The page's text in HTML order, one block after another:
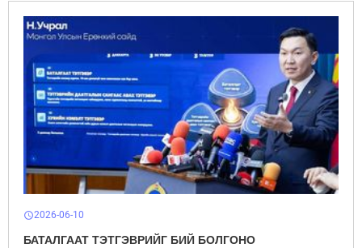
schedule2026-06-10
БАТАЛГААТ ТЭТГЭВРИЙГ БИЙ БОЛГОНО